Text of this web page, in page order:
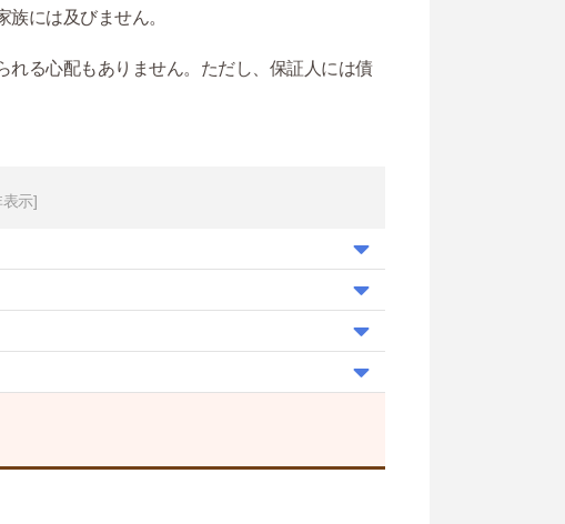
には及びません。
れる心配もありません。ただし、保証人には債
表示]